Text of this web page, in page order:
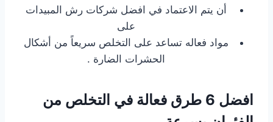
أن يتم الاعتماد في افضل شركات رش المبيدات
على
مواد فعاله تساعد على التخلص سريعاً من أشكال
الحشرات الضارة .
افضل 6 طرق فعالة في التخلص من